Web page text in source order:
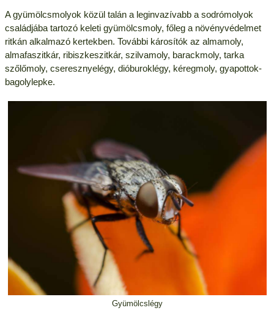
A gyümölcsmolyok közül talán a leginvazívabb a sodrómolyok
családjába tartozó keleti gyümölcsmoly, főleg a növényvédelmet
ritkán alkalmazó kertekben. További károsítók az almamoly,
almafaszitkár, ribiszkeszitkár, szilvamoly, barackmoly, tarka
szőlőmoly, cseresznyelégy, dióburoklégy, kéregmoly, gyapottok-
bagolylepke.
Gyümölcslégy